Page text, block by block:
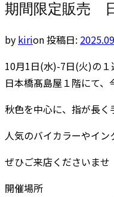
期間限定販売
by kirion投稿日:
10月1日(水)-7日(火)の１
日本橋髙島屋１階にて、
秋色を中心に、指が長
人気のバイカラーやイ
ぜひご来店くださいませ
開催場所